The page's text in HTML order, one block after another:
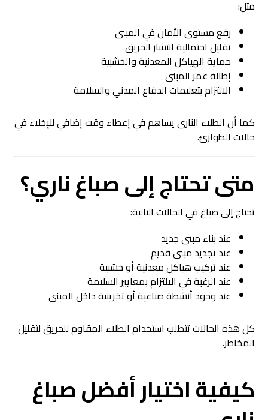
مثل:
رفع مستوى الأمان في المبنى
تقليل احتمالية انتشار الحريق
حماية الهياكل المعدنية والخشبية
إطالة عمر المبنى
الالتزام بتعليمات الدفاع المدني والسلامة
كما أن الطلاء الناري يساهم في إعطاء وقت إضافي للإخلاء في
حالات الطوارئ.
متى تحتاج إلى صباغ ناري؟
تحتاج إلى صباغ في الحالات التالية:
عند بناء مبنى جديد
عند تجديد مبنى قديم
عند تركيب هياكل معدنية أو خشبية
عند الرغبة في الالتزام بمعايير السلامة
عند وجود أنشطة صناعية أو تخزينية داخل المبنى
كل هذه الحالات تتطلب استخدام الطلاء المقاوم للحريق لتقليل
المخاطر.
كيفية اختيار أفضل صباغ